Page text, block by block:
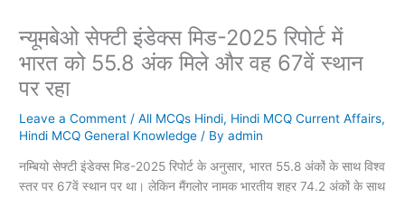
न्यूमबेओ सेफ्टी इंडेक्स मिड-2025 रिपोर्ट में
भारत को 55.8 अंक मिले और वह 67वें स्थान
पर रहा
Leave a Comment /All MCQs Hindi, Hindi MCQ Current Affairs,
Hindi MCQ General Knowledge / Byadmin
नम्बियो सेफ्टी इंडेक्स मिड-2025 रिपोर्ट के अनुसार, भारत 55.8 अंकों के साथ विश्व
स्तर पर 67वें स्थान पर था। लेकिन मैंगलोर नामक भारतीय शहर 74.2 अंकों के साथ